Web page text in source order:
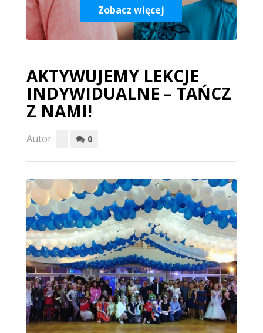
Zobacz więcej
AKTYWUJEMY LEKCJE
INDYWIDUALNE – TAŃCZ
Z NAMI!
Autor 0